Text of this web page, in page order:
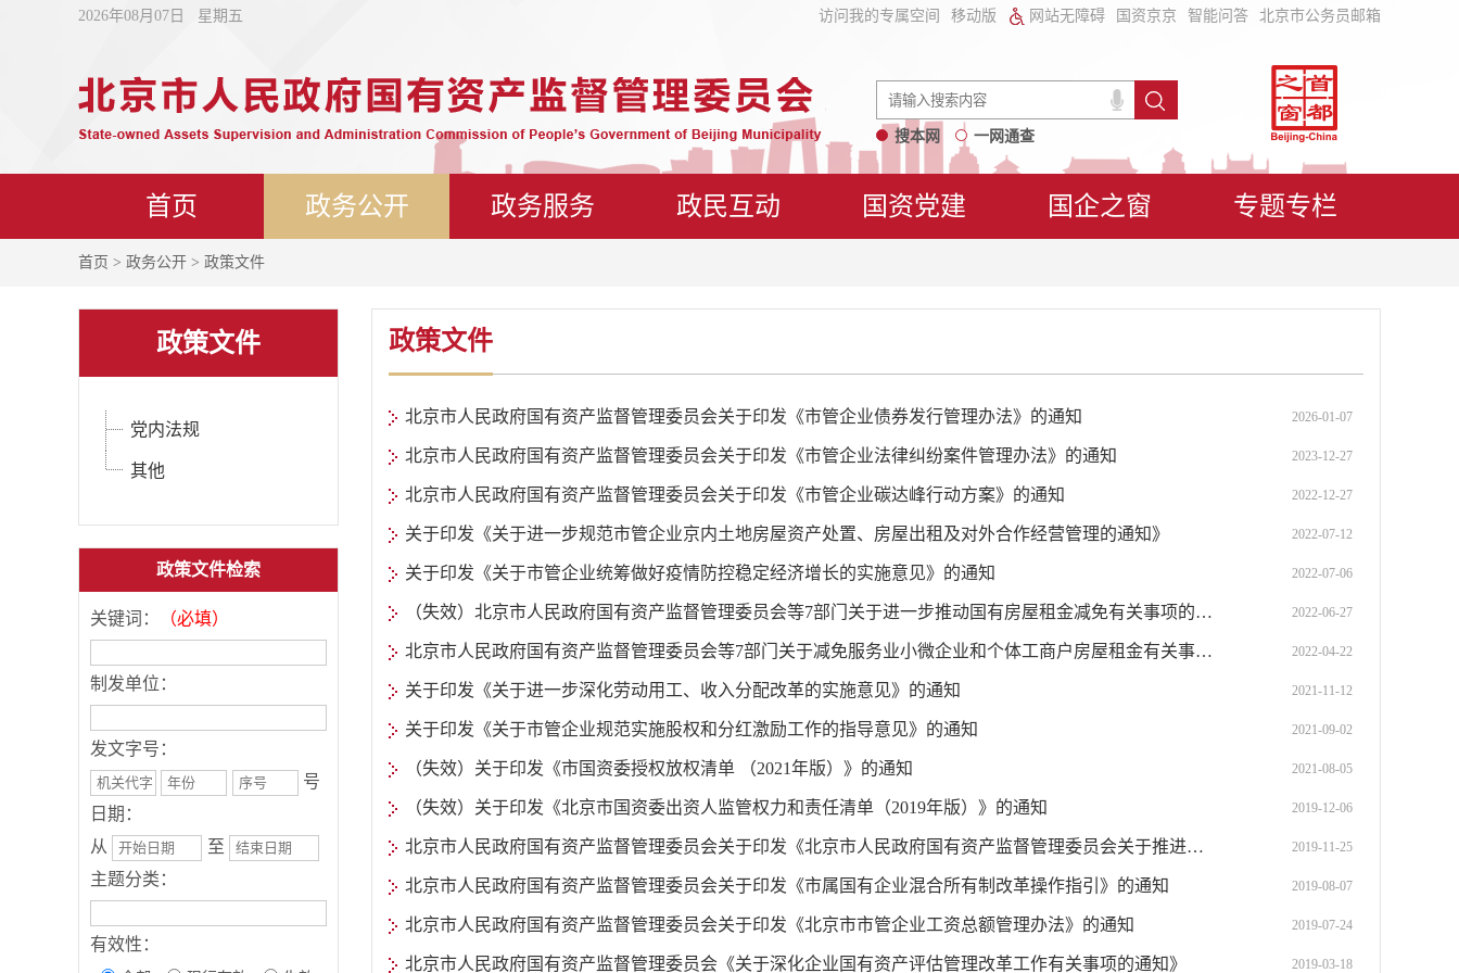
2026年08月07日 星期五 访问我的专属空间 移动版 网站无障碍 国资京京 智能问答 北京市公务员邮箱
搜本网 一网通查
首页 政务公开 政务服务 政民互动 国资党建 国企之窗 专题专栏
首页 > 政务公开 > 政策文件
政策文件
党内法规
其他
政策文件检索
关键词： （必填）
制发单位：
发文字号：
号
日期：
从
至
主题分类：
有效性：
政策文件
北京市人民政府国有资产监督管理委员会关于印发《市管企业债券发行管理办法》的通知 2026-01-07
北京市人民政府国有资产监督管理委员会关于印发《市管企业法律纠纷案件管理办法》的通知 2023-12-27
北京市人民政府国有资产监督管理委员会关于印发《市管企业碳达峰行动方案》的通知 2022-12-27
关于印发《关于进一步规范市管企业京内土地房屋资产处置、房屋出租及对外合作经营管理的通知》 2022-07-12
关于印发《关于市管企业统筹做好疫情防控稳定经济增长的实施意见》的通知 2022-07-06
（失效）北京市人民政府国有资产监督管理委员会等7部门关于进一步推动国有房屋租金减免有关事项的通知 2022-06-27
北京市人民政府国有资产监督管理委员会等7部门关于减免服务业小微企业和个体工商户房屋租金有关事项的通知 2022-04-22
关于印发《关于进一步深化劳动用工、收入分配改革的实施意见》的通知 2021-11-12
关于印发《关于市管企业规范实施股权和分红激励工作的指导意见》的通知 2021-09-02
（失效）关于印发《市国资委授权放权清单 （2021年版）》的通知 2021-08-05
（失效）关于印发《北京市国资委出资人监管权力和责任清单（2019年版）》的通知 2019-12-06
北京市人民政府国有资产监督管理委员会关于印发《北京市人民政府国有资产监督管理委员会关于推进市管企业信息公开的实施意见》的通知 2019-11-25
北京市人民政府国有资产监督管理委员会关于印发《市属国有企业混合所有制改革操作指引》的通知 2019-08-07
北京市人民政府国有资产监督管理委员会关于印发《北京市市管企业工资总额管理办法》的通知 2019-07-24
北京市人民政府国有资产监督管理委员会《关于深化企业国有资产评估管理改革工作有关事项的通知》 2019-03-18